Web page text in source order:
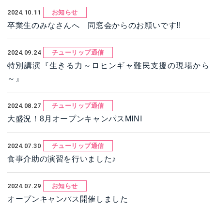
2024.10.11 お知らせ
卒業生のみなさんへ 同窓会からのお願いです!!
2024.09.24 チューリップ通信
特別講演『生きる力～ロヒンギャ難民支援の現場から
～』
2024.08.27 チューリップ通信
大盛況！8月オープンキャンパスMINI
2024.07.30 チューリップ通信
食事介助の演習を行いました♪
2024.07.29 お知らせ
オープンキャンパス開催しました